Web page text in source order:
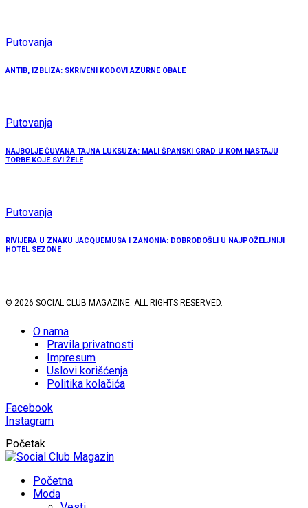
Putovanja
ANTIB, IZBLIZA: SKRIVENI KODOVI AZURNE OBALE
Putovanja
NAJBOLJE ČUVANA TAJNA LUKSUZA: MALI ŠPANSKI GRAD U KOM NASTAJU
TORBE KOJE SVI ŽELE
Putovanja
RIVIJERA U ZNAKU JACQUEMUSA I ZANONIA: DOBRODOŠLI U NAJPOŽELJNIJI
HOTEL SEZONE
© 2026 SOCIAL CLUB MAGAZINE. ALL RIGHTS RESERVED.
O nama
Pravila privatnosti
Impresum
Uslovi korišćenja
Politika kolačića
Facebook
Instagram
Početak
Početna
Moda